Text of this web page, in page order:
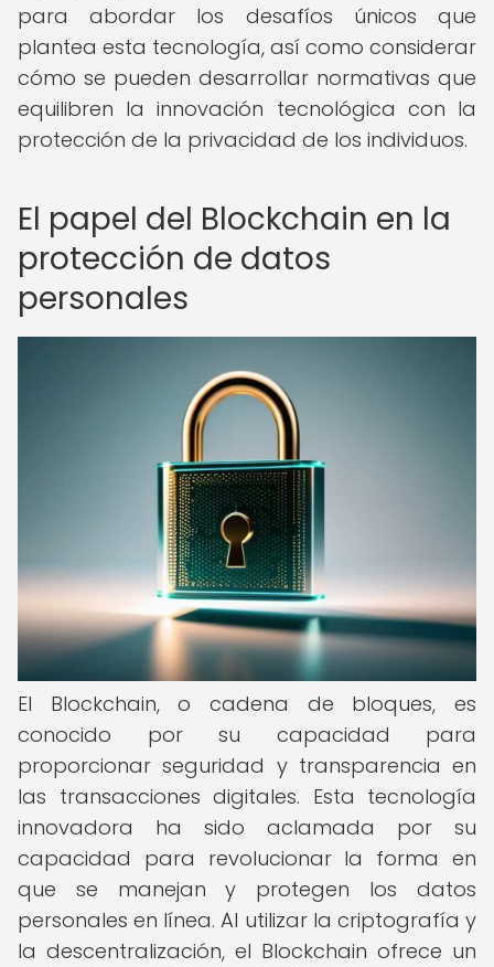
para abordar los desafíos únicos que
plantea esta tecnología, así como considerar
cómo se pueden desarrollar normativas que
equilibren la innovación tecnológica con la
protección de la privacidad de los individuos.
El papel del Blockchain en la
protección de datos
personales
El Blockchain, o cadena de bloques, es
conocido por su capacidad para
proporcionar seguridad y transparencia en
las transacciones digitales. Esta tecnología
innovadora ha sido aclamada por su
capacidad para revolucionar la forma en
que se manejan y protegen los datos
personales en línea. Al utilizar la criptografía y
la descentralización, el Blockchain ofrece un